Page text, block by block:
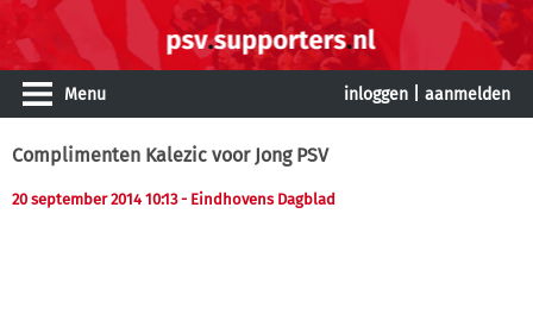
Menu inloggen aanmelden
Complimenten Kalezic voor Jong PSV
20 september 2014 10:13- Eindhovens Dagblad